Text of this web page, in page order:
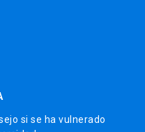
si se ha vulnerado